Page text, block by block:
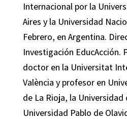
Internacional por la
Aires y la Universidad
Febrero, en Argentina.
Investigación
doctor en la Universitat
València y profesor en
de La Rioja, la Universidad
Universidad Pablo de